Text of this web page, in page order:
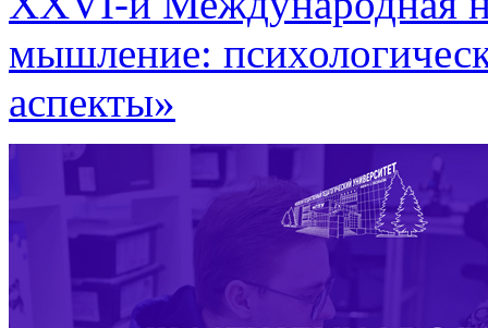
мышление:
аспекты»